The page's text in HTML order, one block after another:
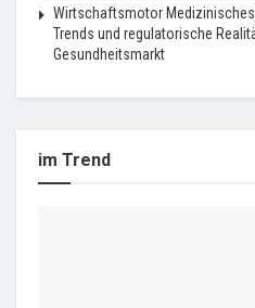
Wirtschaftsmotor
Trends und regulatorische
Gesundheitsmarkt
im Trend